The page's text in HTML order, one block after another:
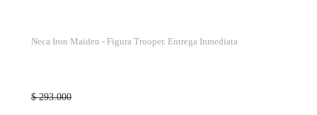
Neca Iron Maiden - Figura Trooper. Entrega Inmediata
$ 293.000